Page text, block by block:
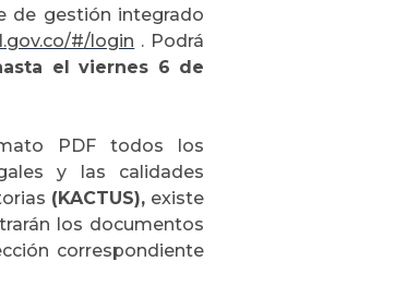
de gestión integrado
#/login . Podrá
el viernes 6 de
PDF todos los
y las calidades
(KACTUS), existe
los documentos
correspondiente